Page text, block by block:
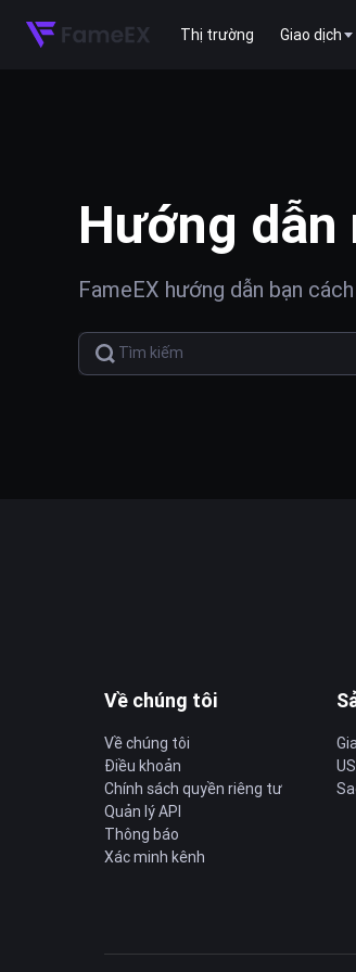
Thị trường Giao dịch
Hướng
FameEX hướng dẫn bạn
Về chúng tôi
Về chúng tôi
Điều khoản
Chính sách quyền riêng tư
Quản lý API
Thông báo
Xác minh kênh